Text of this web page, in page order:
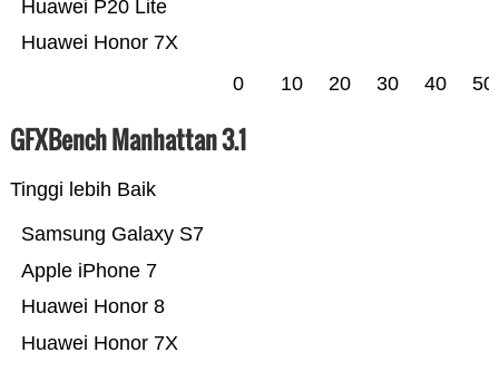
Huawei Honor 7X
Huawei P20 Lite
0 10 20 30 40 50
GFXBench Manhattan 3.1
Tinggi lebih Baik
Huawei Honor 7X
Huawei Honor 8
Apple iPhone 7
Samsung Galaxy S7